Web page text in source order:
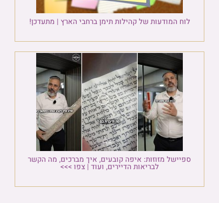
לוח המודעות של קהילות תימן ברחבי הארץ | מתעדכן!
ספיישל מזוזות: איפה קובעים, איך מברכים, מה הקשר
לבריאות הדיירים, ועוד | צפו >>>